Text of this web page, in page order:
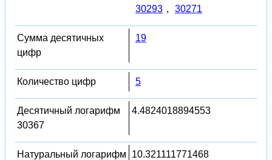
30293 , 30271
Сумма десятичных
цифр
19
Количество цифр 5
Десятичный логарифм
30367
4.4824018894553
Натуральный логарифм
10.321111771468